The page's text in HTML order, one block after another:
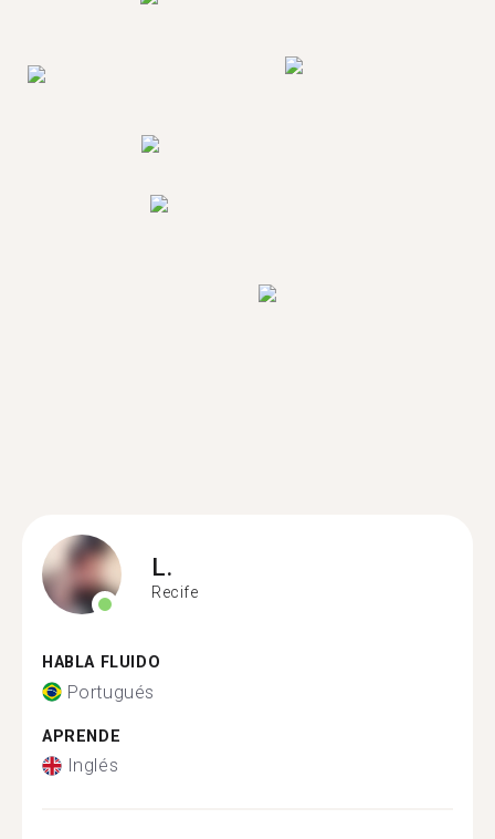
L.
Recife
HABLA FLUIDO
Portugués
APRENDE
Inglés